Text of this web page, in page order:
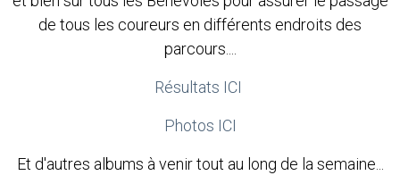
de tous les coureurs en différents endroits des
parcours....
Résultats ICI
Photos ICI
Et d'autres albums à venir tout au long de la semaine...